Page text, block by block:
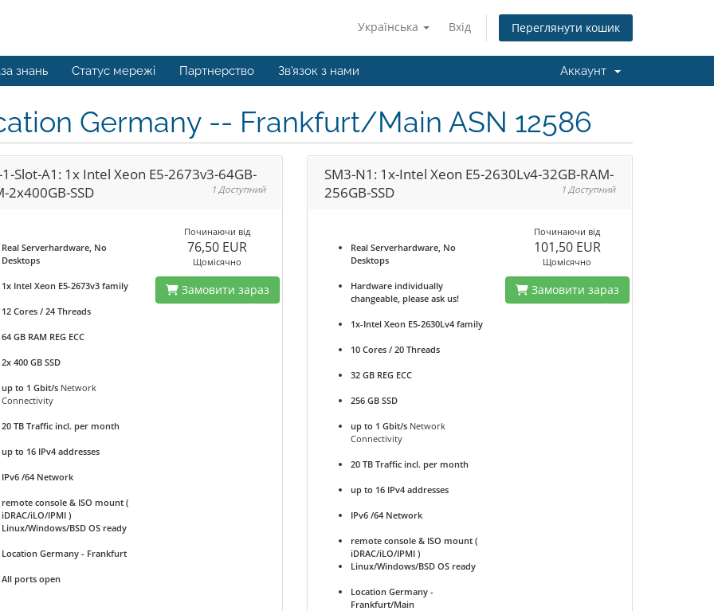
Українська Вхід Переглянути кошик
знань Статус мережі Партнерство Зв'язок з нами Аккаунт
Germany -- Frankfurt/Main ASN 12586
1-Slot-A1: 1x Intel Xeon E5-2673v3-64GB-
2x400GB-SSD
1 Доступний
Real Serverhardware, No
Desktops
1x Intel Xeon E5-2673v3 family
12 Cores / 24 Threads
64 GB RAM REG ECC
2x 400 GB SSD
up to 1 Gbit/sNetwork
Connectivity
20 TB Traffic incl. per month
up to 16 IPv4 addresses
IPv6 /64 Network
remote console & ISO mount (
iDRAC/iLO/IPMI )
Linux/Windows/BSD OS ready
Location Germany - Frankfurt
All ports open
Починаючи від
76,50 EUR
Щомісячно
Замовити зараз
SM3-N1: 1x-Intel Xeon E5-2630Lv4-32GB-RAM-
256GB-SSD
1 Доступний
Real Serverhardware, No
Desktops
Hardware individually
changeable, please ask us!
1x-Intel Xeon E5-2630Lv4 family
10 Cores / 20 Threads
32 GB REG ECC
256 GB SSD
up to 1 Gbit/s Network
Connectivity
20 TB Traffic incl. per month
up to 16 IPv4 addresses
IPv6 /64 Network
remote console & ISO mount (
iDRAC/iLO/IPMI )
Linux/Windows/BSD OS ready
Location Germany -
Frankfurt/Main
Починаючи від
101,50 EUR
Щомісячно
Замовити зараз